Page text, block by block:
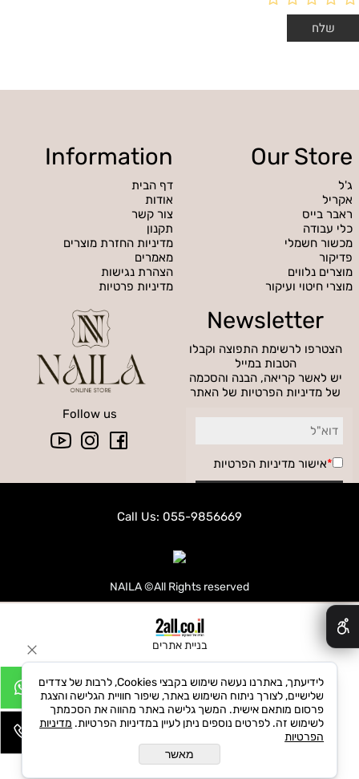
Our Store
ג'ל
אקריל
ראבר בייס
כלי עבודה
מכשור חשמלי
פדיקור
מוצרים נלווים
מוצרי חיטוי ועיקור
Information
דף הבית
אודות
צור קשר
תקנון
מדיניות החזרת מוצרים
מאמרים
הצהרת נגישות
מדיניות פרטיות
Newsletter
הצטרפו לרשימת התפוצה וקבלו
הטבות במייל
יש לאשר קריאה, הבנה והסכמה
של מדיניות הפרטיות של האתר
*אישור מדיניות הפרטיות
Follow us
Call Us: 055-9856669
NAILA ©All Rights reserved
בניית אתרים
לידיעתך, באתרנו נעשה שימוש בקבצי Cookies, לרבות של צדדים
שלישיים, לצורך ניתוח השימוש באתר, שיפור חוויית הגלישה והצגת
פרסום מותאם אישית. המשך גלישה באתר מהווה את הסכמתך
לשימוש זה. לפרטים נוספים ניתן לעיין במדיניות הפרטיות. מדיניות
הפרטיות
מאשר